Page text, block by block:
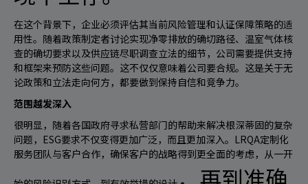
在这个背景下，企业必须评估其当前风险管理和认证保障策略的适
用性。随着政策制定者讨论实现净零排放的确切路径、温室气体核
查的确切要求以及供应链尽职调查立法的细节，公司需要提供支持
和框架来预防这些问题。这不仅仅意味着公司要合规。这是关于无
论政策和立法走向何方，都要做到保持自信和竞争力。
范围越发深入
很明显，随着各国政府寻求私营部门的帮助来解决根深蒂固的复杂
问题， ESG要求不仅变得更加广泛，而且更加深入。LRQA定制化
服务团队与客户合作，确保客户的战略得到更全面的考虑，从一开